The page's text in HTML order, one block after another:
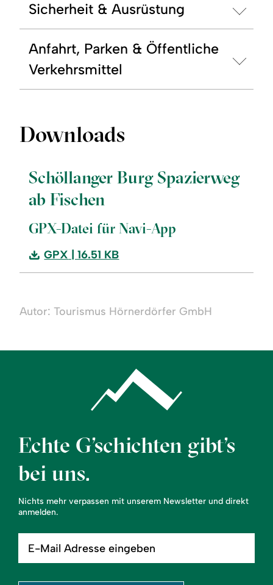
Sicherheit & Ausrüstung
Anfahrt, Parken & Öffentliche
Verkehrsmittel
Downloads
Schöllanger Burg Spazierweg
ab Fischen
GPX-Datei für Navi-App
Download:
Schöllanger
Spazierweg
GPX | 16.51 KB
Autor: Tourismus Hörnerdörfer GmbH
Echte G’schichten gibt’s
bei uns.
Nichts mehr verpassen mit unserem Newsletter und direkt
anmelden.
Mail
eingeben